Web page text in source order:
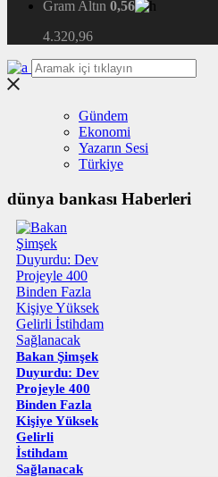
Gram Altın 0,56
4.320,96
Gündem
Ekonomi
Yazarın Sesi
Türkiye
dünya bankası Haberleri
Bakan Şimşek
Duyurdu: Dev
Projeyle 400
Binden Fazla
Kişiye Yüksek
Gelirli
İstihdam
Sağlanacak